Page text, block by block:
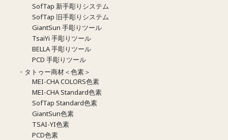
SofTap 新手彫りシステム
SofTap 旧手彫りシステム
GiantSun 手彫りツール
TsaiYi 手彫りツール
BELLA 手彫りツール
PCD 手彫りツール
・タトゥー商材＜色素＞
MEI-CHA COLORS色素
MEI-CHA Standard色素
SofTap Standard色素
GiantSun色素
TSAI-YI色素
PCD色素